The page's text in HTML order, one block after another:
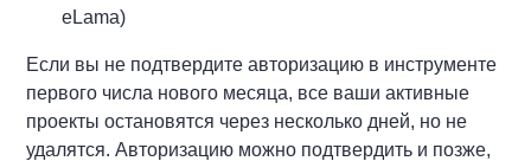
eLama)
Если вы не подтвердите авторизацию в инструменте
первого числа нового месяца, все ваши активные
проекты остановятся через несколько дней, но не
удалятся. Авторизацию можно подтвердить и позже,